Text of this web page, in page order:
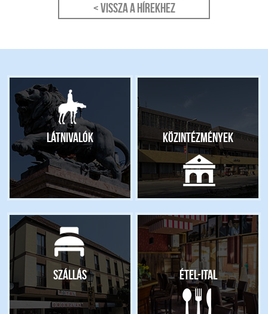
< Vissza a hírekhez
Látnivalók Közintézmények
Szállás Étel-ital